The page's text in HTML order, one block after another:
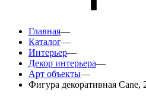
Главная—
Каталог—
Интерьер—
Декор интерьера—
Арт объекты—
Фигура декоративная Cane,